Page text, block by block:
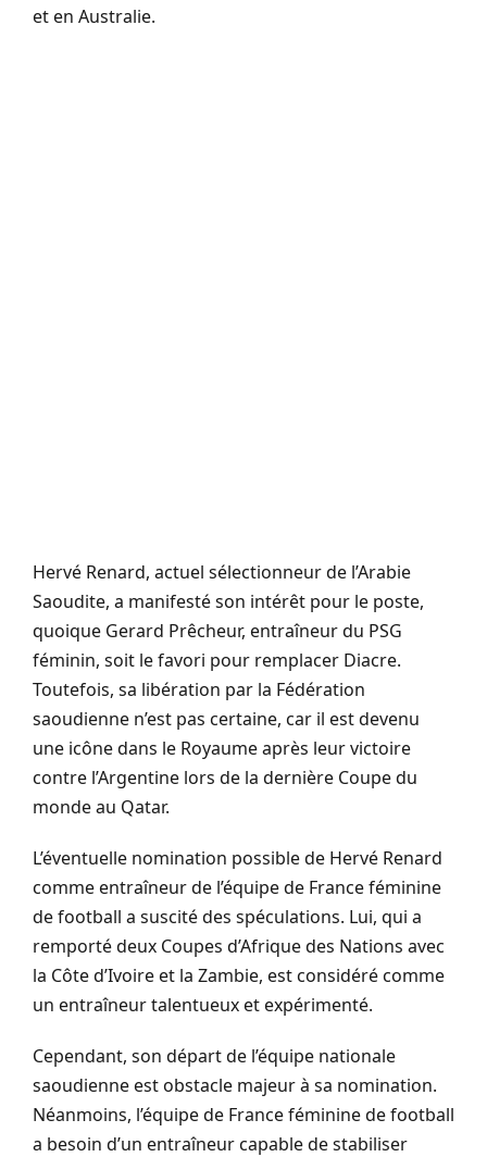
et en Australie.
Hervé Renard, actuel sélectionneur de l’Arabie
Saoudite, a manifesté son intérêt pour le poste,
quoique Gerard Prêcheur, entraîneur du PSG
féminin, soit le favori pour remplacer Diacre.
Toutefois, sa libération par la Fédération
saoudienne n’est pas certaine, car il est devenu
une icône dans le Royaume après leur victoire
contre l’Argentine lors de la dernière Coupe du
monde au Qatar.
L’éventuelle nomination possible de Hervé Renard
comme entraîneur de l’équipe de France féminine
de football a suscité des spéculations. Lui, qui a
remporté deux Coupes d’Afrique des Nations avec
la Côte d’Ivoire et la Zambie, est considéré comme
un entraîneur talentueux et expérimenté.
Cependant, son départ de l’équipe nationale
saoudienne est obstacle majeur à sa nomination.
Néanmoins, l’équipe de France féminine de football
a besoin d’un entraîneur capable de stabiliser